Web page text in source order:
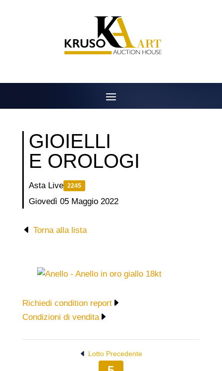
GIOIELLI
E OROLOGI
Asta Live 2245
Giovedì 05 Maggio 2022
Torna alla lista
Richiedi condition report
Condizioni di vendita
Lotto Precedente